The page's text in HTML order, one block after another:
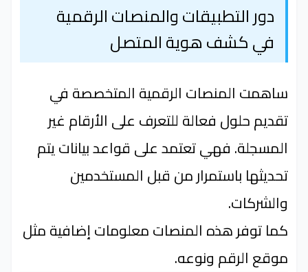
دور التطبيقات والمنصات الرقمية
في كشف هوية المتصل
ساهمت المنصات الرقمية المتخصصة في
تقديم حلول فعالة للتعرف على الأرقام غير
المسجلة. فهي تعتمد على قواعد بيانات يتم
تحديثها باستمرار من قبل المستخدمين
والشركات.
كما توفر هذه المنصات معلومات إضافية مثل
موقع الرقم ونوعه.